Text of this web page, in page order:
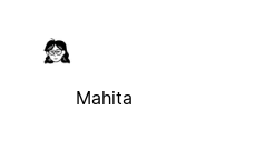
Mahita